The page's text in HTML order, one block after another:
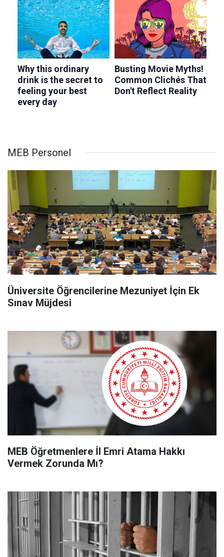
MEB Personel
Üniversite Öğrencilerine Mezuniyet İçin Ek
Sınav Müjdesi
MEB Öğretmenlere İl Emri Atama Hakkı
Vermek Zorunda Mı?